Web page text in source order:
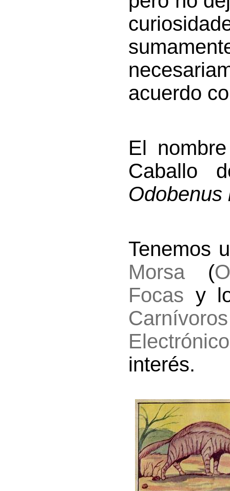
acuerdo
El
Caballo
Odobenus
Tenemos
Morsa(
Focas y
Carnívoros
Electrónico
interés.